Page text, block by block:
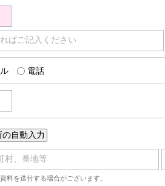
ばご記入ください
電話
村、番地等
料を送付する場合がございます。